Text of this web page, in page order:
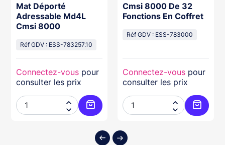
au panier
Mat Déporté
Adressable Md4L
Cmsi 8000
Réf GDV : ESS-783257.10
Connectez-vous pour
consulter les prix


Ajouter au panier
Cmsi 8000 De 32
Fonctions En Coffret
Réf GDV : ESS-783000
Connectez-vous pour
consulter les prix

